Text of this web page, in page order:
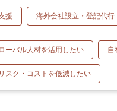
援 海外会社設立・登記代行
ーバル人材を活用したい 自
スク・コストを低減したい